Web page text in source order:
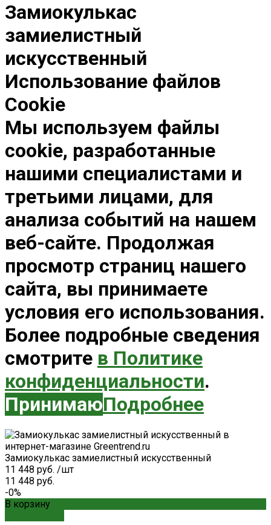
Замиокулькас
замиелистный
искусственный
Использование файлов
Cookie
Мы используем файлы
cookie, разработанные
нашими специалистами и
третьими лицами, для
анализа событий на нашем
веб-сайте. Продолжая
просмотр страниц нашего
сайта, вы принимаете
условия его использования.
Более подробные сведения
смотрите в Политике
конфиденциальности.
ПринимаюПодробнее
Замиокулькас замиелистный искусственный
11 448 руб. /шт
11 448 руб.
-0%
В корзину